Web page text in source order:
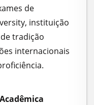
de
instituição
tradição
internacionais